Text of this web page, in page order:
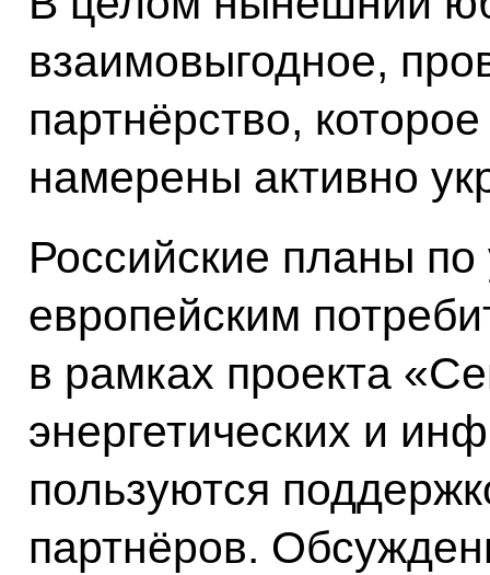
взаимовыгодное,
партнёрство,
намерены активно
Российские планы по
европейским
в рамках проекта
энергетических и
пользуются
партнёров.